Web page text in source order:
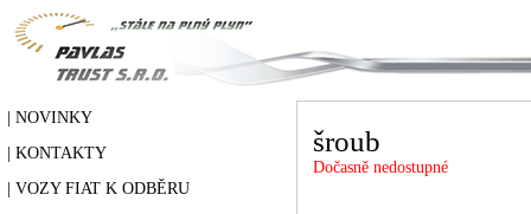
| NOVINKY
| KONTAKTY
| VOZY FIAT K ODBĚRU
šroub
Dočasně nedostupné